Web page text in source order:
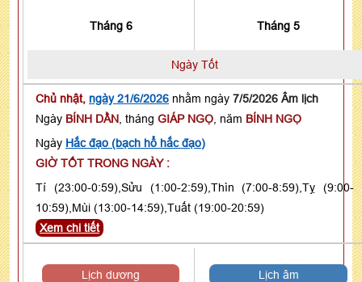
Tháng 6 Tháng 5
Ngày Tốt
Chủ nhật, ngày 21/6/2026 nhằm ngày 7/5/2026 Âm lịch
Ngày BÍNH DẦN , tháng GIÁP NGỌ , năm BÍNH NGỌ
Ngày Hắc đạo (bạch hổ hắc đạo)
GIỜ TỐT TRONG NGÀY :
Tí (23:00-0:59),Sửu (1:00-2:59),Thìn (7:00-8:59),Tỵ (9:00-
10:59),Mùi (13:00-14:59),Tuất (19:00-20:59)
Xem chi tiết
Lịch dương Lịch âm